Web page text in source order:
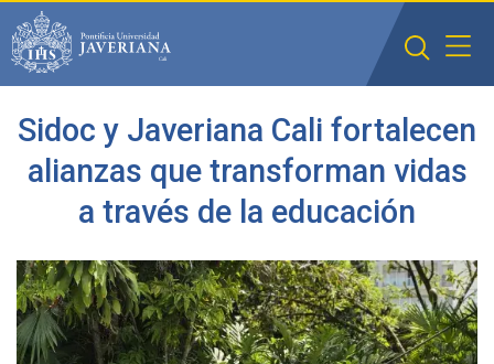
Saltar al contenido principal
Sidoc y Javeriana Cali fortalecen
alianzas que transforman vidas
a través de la educación